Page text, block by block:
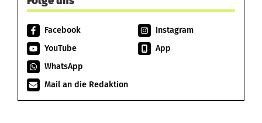
Facebook
Instagram
YouTube
App
WhatsApp
Mail an die Redaktion